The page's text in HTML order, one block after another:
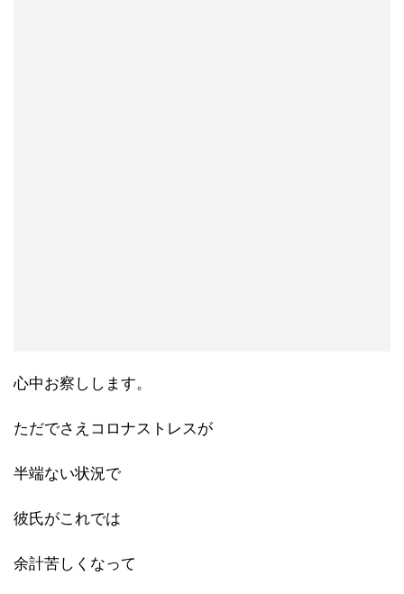
心中お察しします。
ただでさえコロナストレスが
半端ない状況で
彼氏がこれでは
余計苦しくなって